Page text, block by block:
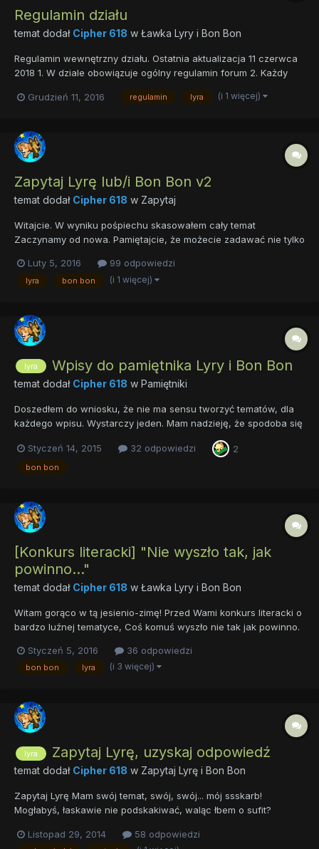
Regulamin działu
temat dodał Cipher 618 w Ławka Lyry i Bon Bon
Regulamin wewnętrzny działu. Ostatnia aktualizacja 11 czerwca
2018 1. W dziale obowiązuje ogólny regulamin forum 2. Każdy
zorganizowania konkursu proszę o kontakt (PW). 3. Używanie
Grudzień 11, 2016 regulamin lyra (i 1 więcej)
Zapytaj Lyrę lub/i Bon Bon v2
temat dodał Cipher 618 w Zapytaj
Witajcie. W wyniku pośpiechu skasowałem cały temat
Zaczynamy od nowa. Pamiętajcie, że możecie zadawać nie tylko
pytanie dotyczy tylko jednej postaci, użyjcie imienia. Ewentualnie
"Do Lyry", "Do Bon Bon". Dzięki temu unikniemy pomyłek...
Luty 5, 2016 99 odpowiedzi
lyra bon bon (i 1 więcej)
lyra Wpisy do pamiętnika Lyry i Bon Bon
temat dodał Cipher 618 w Pamiętniki
Doszedłem do wniosku, że nie ma sensu tworzyć tematów, dla
każdego wpisu. Wystarczy jeden. Mam nadzieję, że spodoba się
wpisywała kolejne wpisy w jednej książce, a nie małych
książeczkach. Ani...
Styczeń 14, 2015 32 odpowiedzi 2
bon bon
[Konkurs literacki] "Nie wyszło tak, jak
powinno..."
temat dodał Cipher 618 w Ławka Lyry i Bon Bon
Witam gorąco w tą jesienio-zimę! Przed Wami konkurs literacki o
bardzo luźnej tematyce, Coś komuś wyszło nie tak jak powinno.
Bohaterkami NIE muszą być Lyra czy Bon Bon, ale muszą pojawić
się w tekście (np. w tle)....
Styczeń 5, 2016 36 odpowiedzi
bon bon lyra (i 3 więcej)
lyra Zapytaj Lyrę, uzyskaj odpowiedź
temat dodał Cipher 618 w Zapytaj Lyrę i Bon Bon
Zapytaj Lyrę Mam swój temat, swój, swój... mój ssskarb!
Mogłabyś, łaskawie nie podskakiwać, waląc łbem o sufit?
do twojego tematu. Jak nie trudno się domyślić, możecie
Listopad 29, 2014 58 odpowiedzi